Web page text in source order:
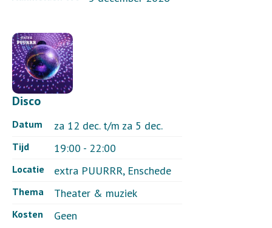
Disco
Datum za 12 dec. t/m za 5 dec.
Tijd 19:00 - 22:00
Locatie extra PUURRR, Enschede
Thema Theater & muziek
Kosten Geen